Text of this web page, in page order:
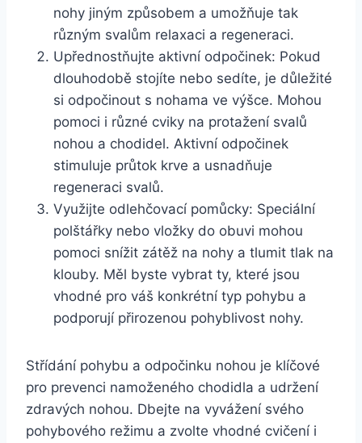
nohy jiným způsobem a umožňuje tak
různým svalům relaxaci a regeneraci.
Upřednostňujte aktivní odpočinek: Pokud
dlouhodobě stojíte nebo sedíte, je důležité
si odpočinout s nohama ve výšce. Mohou
pomoci i různé cviky na protažení svalů
nohou a chodidel. Aktivní odpočinek
stimuluje průtok krve a usnadňuje
regeneraci svalů.
Využijte odlehčovací pomůcky: Speciální
polštářky nebo vložky do obuvi mohou
pomoci snížit zátěž na nohy a tlumit tlak na
klouby. Měl byste vybrat ty, které jsou
vhodné pro váš konkrétní typ pohybu a
podporují přirozenou pohyblivost nohy.
Střídání pohybu a odpočinku nohou je klíčové
pro prevenci namoženého chodidla a udržení
zdravých nohou. Dbejte na vyvážení svého
pohybového režimu a zvolte vhodné cvičení i